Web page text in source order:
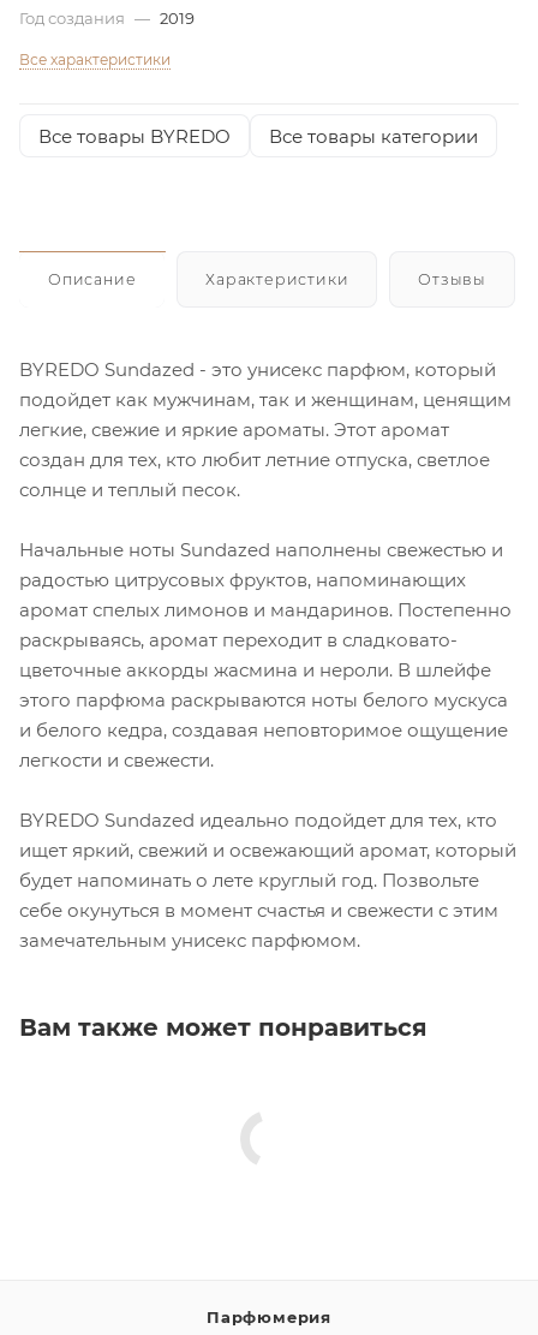
Год создания — 2019
Все характеристики
Все товары BYREDO Все товары категории
Описание Характеристики Отзывы
BYREDO Sundazed - это унисекс парфюм, который
подойдет как мужчинам, так и женщинам, ценящим
легкие, свежие и яркие ароматы. Этот аромат
создан для тех, кто любит летние отпуска, светлое
солнце и теплый песок.
Начальные ноты Sundazed наполнены свежестью и
радостью цитрусовых фруктов, напоминающих
аромат спелых лимонов и мандаринов. Постепенно
раскрываясь, аромат переходит в сладковато-
цветочные аккорды жасмина и нероли. В шлейфе
этого парфюма раскрываются ноты белого мускуса
и белого кедра, создавая неповторимое ощущение
легкости и свежести.
BYREDO Sundazed идеально подойдет для тех, кто
ищет яркий, свежий и освежающий аромат, который
будет напоминать о лете круглый год. Позвольте
себе окунуться в момент счастья и свежести с этим
замечательным унисекс парфюмом.
Вам также может понравиться
Парфюмерия